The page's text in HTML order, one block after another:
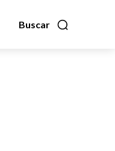
Buscar